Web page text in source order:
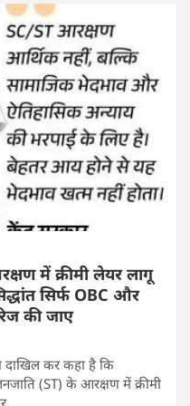
में क्रीमी लेयर लागू
सिर्फ OBC और
की जाए
दाखिल कर कहा है कि
(ST) के आरक्षण में क्रीमी